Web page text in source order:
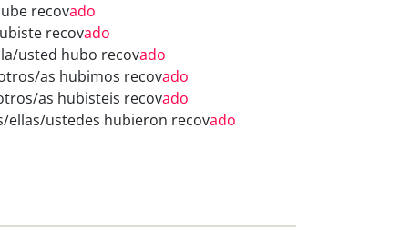
recovado
recovado
usted hubo recovado
as hubimos recovado
as hubisteis recovado
ellas/ustedes hubieron recovado